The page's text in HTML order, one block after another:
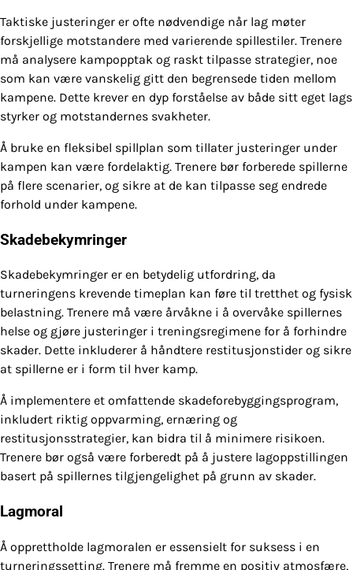
Taktiske justeringer er ofte nødvendige når lag møter
forskjellige motstandere med varierende spillestiler. Trenere
må analysere kampopptak og raskt tilpasse strategier, noe
som kan være vanskelig gitt den begrensede tiden mellom
kampene. Dette krever en dyp forståelse av både sitt eget lags
styrker og motstandernes svakheter.
Å bruke en fleksibel spillplan som tillater justeringer under
kampen kan være fordelaktig. Trenere bør forberede spillerne
på flere scenarier, og sikre at de kan tilpasse seg endrede
forhold under kampene.
Skadebekymringer
Skadebekymringer er en betydelig utfordring, da
turneringens krevende timeplan kan føre til tretthet og fysisk
belastning. Trenere må være årvåkne i å overvåke spillernes
helse og gjøre justeringer i treningsregimene for å forhindre
skader. Dette inkluderer å håndtere restitusjonstider og sikre
at spillerne er i form til hver kamp.
Å implementere et omfattende skadeforebyggingsprogram,
inkludert riktig oppvarming, ernæring og
restitusjonsstrategier, kan bidra til å minimere risikoen.
Trenere bør også være forberedt på å justere lagoppstillingen
basert på spillernes tilgjengelighet på grunn av skader.
Lagmoral
Å opprettholde lagmoralen er essensielt for suksess i en
turneringssetting. Trenere må fremme en positiv atmosfære,